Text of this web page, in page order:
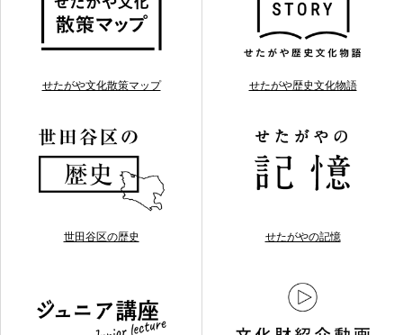
せたがや文化散策マップ せたがや歴史文化物語
世田谷区の歴史 せたがやの記憶